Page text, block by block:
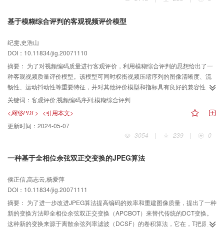
基于模糊综合评判的客观视频评价模型
纪雯,史浩山
DOI：10.11834/jig.20071110
摘要： 为了对视频编码质量进行客观评价，利用模糊综合评判的思想给出了一
种客观视频质量评价模型。该模型可同时权衡视频压缩序列的图像清晰度、流
畅性、运动抖动性等重要特征，并对其他评价模型和指标具有良好的兼容性。
仿真实验结果表明，该模型能够对视频编码序列的多个特征进行较好的综合评
关键词： 客观评价;视频编码序列;模糊综合评判
<网络PDF> <引用本文>
更新时间： 2024-05-07
3054
| 239 | 0
一种基于全相位余弦双正交变换的JPEG算法
侯正信,高志云,杨爱萍
DOI：10.11834/jig.20071111
摘要： 为了进一步改进JPEG算法提高编码的效率和重建图像质量，提出了一种
新的变换方法即全相位余弦双正交变换（APCBOT）来替代传统的DCT变换。
这种新的变换来源于离散余弦列率滤波（DCSF）的卷积算法，它在，T把原始